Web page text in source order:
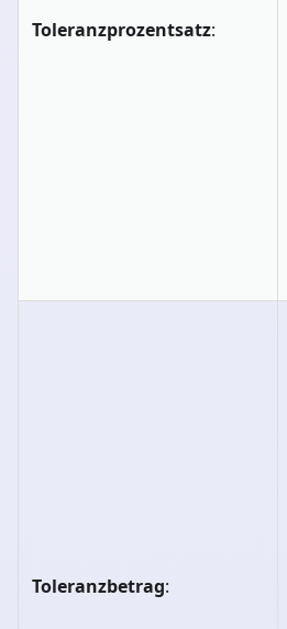
Toleranzprozentsatz:
Toleranzbetrag: